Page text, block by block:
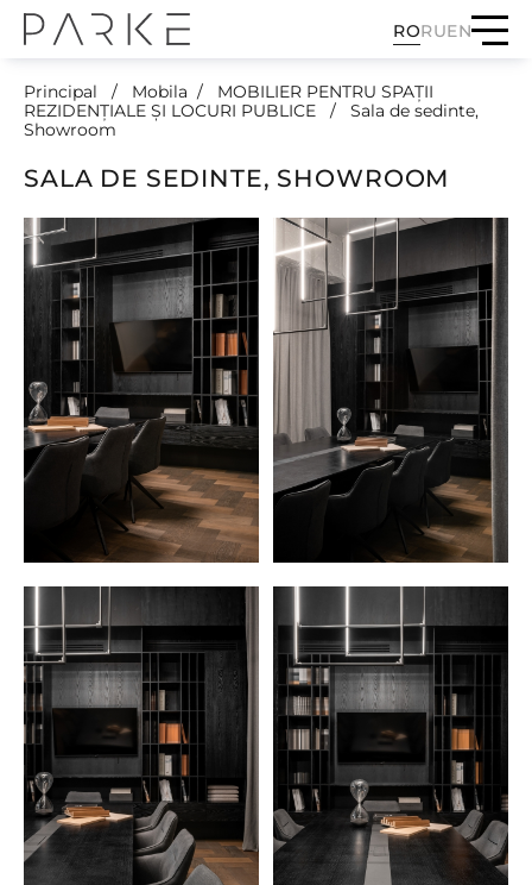
RORUEN
Principal Mobila
MOBILIER PENTRU SPAȚII
REZIDENȚIALE ȘI LOCURI PUBLICE
Sala de sedinte,
Showroom
SALA DE SEDINTE, SHOWROOM